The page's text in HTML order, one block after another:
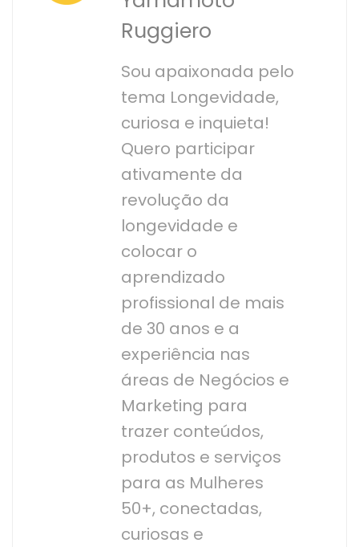
Ruggiero
Sou apaixonada pelo
tema Longevidade,
curiosa e inquieta!
Quero participar
ativamente da
revolução da
longevidade e
colocar o
aprendizado
profissional de mais
de 30 anos e a
experiência nas
áreas de Negócios e
Marketing para
trazer conteúdos,
produtos e serviços
para as Mulheres
50+, conectadas,
curiosas e